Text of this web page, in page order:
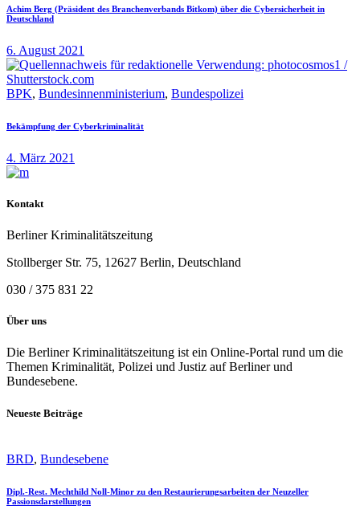
Achim Berg (Präsident des Branchenverbands Bitkom) über die Cybersicherheit in
Deutschland
6. August 2021
BPK, Bundesinnenministerium, Bundespolizei
Bekämpfung der Cyberkriminalität
4. März 2021
Kontakt
Berliner Kriminalitätszeitung
Stollberger Str. 75, 12627 Berlin, Deutschland
030 / 375 831 22
Über uns
Die Berliner Kriminalitätszeitung ist ein Online-Portal rund um die
Themen Kriminalität, Polizei und Justiz auf Berliner und
Bundesebene.
Neueste Beiträge
BRD, Bundesebene
Dipl.-Rest. Mechthild Noll-Minor zu den Restaurierungsarbeiten der Neuzeller
Passionsdarstellungen